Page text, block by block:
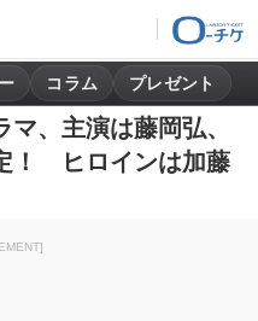
コラム プレゼント
マ、主演は藤岡弘、
！ ヒロインは加藤